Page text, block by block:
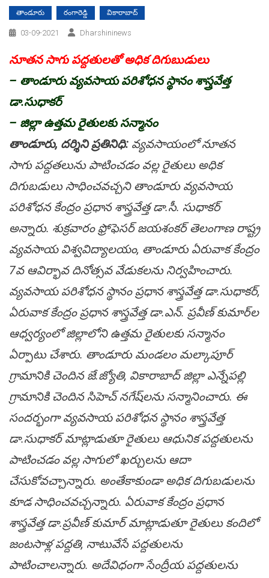
తాండూరు రంగారెడ్డి వికారాబాద్
03-09-2021 Dharshininews
నూత‌న సాగు ప‌ద్ద‌తుల‌తో అధిక దిగుబుడులు
– తాండూరు వ్య‌వ‌సాయ ప‌రిశోధ‌న స్థానం శాస్త్రవేత్త
డా.సుధాక‌ర్
– జిల్లా ఉత్త‌మ రైతుల‌కు స‌న్మానం
తాండూరు, ద‌ర్శిని ప్ర‌తినిధి: వ్య‌వ‌సాయంలో నూత‌న
సాగు ప‌ద్ద‌త‌లును పాటించ‌డం వ‌ల్ల రైతులు అధిక
దిగుబ‌డులు సాధించ‌వ‌చ్చ‌ని తాండూరు వ్య‌వ‌సాయ
ప‌రిశోధ‌న కేంద్రం ప్ర‌ధాన శాస్త్రవేత్త డా.సీ. సుధాక‌ర్
అన్నారు. శుక్ర‌వారం ఫ్రోఫెస‌ర్ జ‌య‌శంక‌ర్ తెలంగాణ రాష్ట్ర
వ్య‌వ‌సాయ విశ్వ‌విద్యాల‌యం, తాండూరు ఏరువాక కేంద్రం
7వ ఆవిర్భావ దినోత్స‌వ వేడుక‌ల‌ను నిర్వ‌హించారు.
వ్య‌వ‌సాయ ప‌రిశోధ‌న స్థానం ప్ర‌ధాన శాస్త్రవేత్త డా.సుధాక‌ర్,
ఏరువాక కేంద్రం ప్ర‌ధాన శాస్త్రవేత్త డా.ఎన్. ప్ర‌వీణ్ కుమార్‌ల
ఆధ్వ‌ర్యంలో జిల్లాలోని ఉత్త‌మ రైతుల‌కు స‌న్మానం
ఏర్పాటు చేశారు. తాండూరు మండ‌లం మ‌ల్కాపూర్
గ్రామానికి చెందిన జే.జ్యోతి, వికారాబాద్ జిల్లా ఎన్నేప‌ల్లి
గ్రామానికి చెందిన సిహెచ్ న‌గేష్‌ల‌ను స‌న్మానించారు. ఈ
సంద‌ర్భంగా వ్య‌వ‌సాయ ప‌రిశోధ‌న స్థానం శాస్త్రవేత్త
డా.సుధాక‌ర్ మాట్లాడుతూ రైతులు ఆధునిక ప‌ద్ద‌తుల‌ను
పాటించ‌డం వ‌ల్ల సాగులో ఖ‌ర్చుల‌ను ఆదా
చేసుకోవ‌చ్చాన్నారు. అంతేకాకుండా అధిక దిగుబడుల‌ను
కూడ సాధించ‌వ‌చ్చ‌న్నారు. ఏరువాక కేంద్రం ప్ర‌ధాన
శాస్త్రవేత్త డా.ప్ర‌వీణ్ కుమార్ మాట్లాడుతూ రైతులు కందిలో
జంట‌సాళ్ల ప‌ద్ద‌తి, నాటువేసే ప‌ద్ద‌తుల‌ను
పాటించాల‌న్నారు. అదేవిధంగా సేంద్రీయ ప‌ద్ద‌తులను